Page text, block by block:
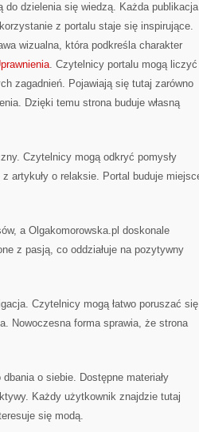
dzielenia się wiedzą. Każda publikacja
z portalu staje się inspirujące.
wizualna, która podkreśla charakter
. Czytelnicy portalu mogą liczyć
zagadnień. Pojawiają się tutaj zarówno
Dzięki temu strona buduje własną
Czytelnicy mogą odkryć pomysły
artykuły o relaksie. Portal buduje
a Olgakomorowska.pl doskonale
z pasją, co oddziałuje na pozytywny
Czytelnicy mogą łatwo poruszać się
Nowoczesna forma sprawia, że strona
o siebie. Dostępne materiały
Każdy użytkownik znajdzie tutaj
się modą.